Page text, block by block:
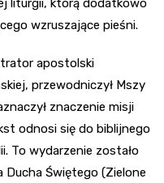
liturgii, którą dodatkowo
wzruszające pieśni.
apostolski
przewodniczył Mszy
znaczenie misji
odnosi się do biblijnego
To wydarzenie zostało
Ducha Świętego (Zielone